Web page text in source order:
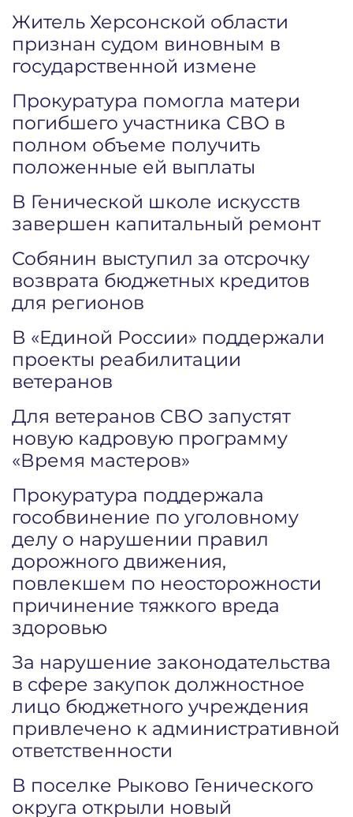
Житель Херсонской области
признан судом виновным в
государственной измене
Прокуратура помогла матери
погибшего участника СВО в
полном объеме получить
положенные ей выплаты
В Генической школе искусств
завершен капитальный ремонт
Собянин выступил за отсрочку
возврата бюджетных кредитов
для регионов
В «Единой России» поддержали
проекты реабилитации
ветеранов
Для ветеранов СВО запустят
новую кадровую программу
«Время мастеров»
Прокуратура поддержала
гособвинение по уголовному
делу о нарушении правил
дорожного движения,
повлекшем по неосторожности
причинение тяжкого вреда
здоровью
За нарушение законодательства
в сфере закупок должностное
лицо бюджетного учреждения
привлечено к административной
ответственности
В поселке Рыково Генического
округа открыли новый